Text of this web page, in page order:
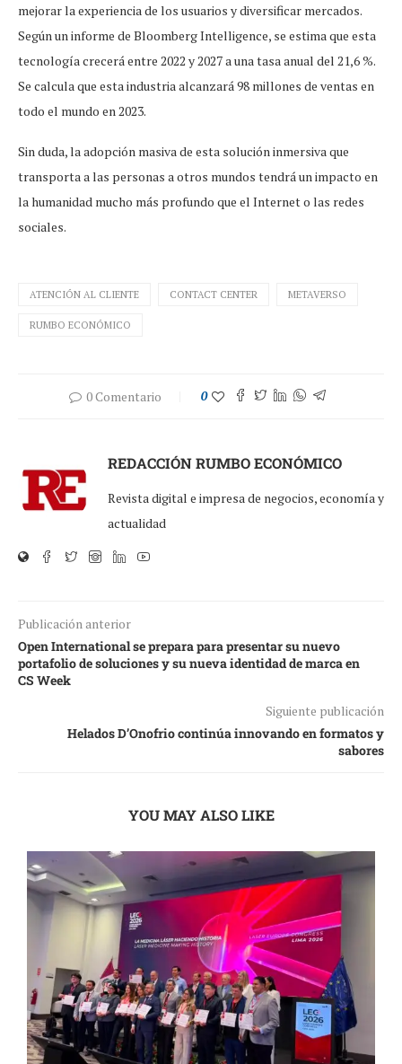
mejorar la experiencia de los usuarios y diversificar mercados.
Según un informe de Bloomberg Intelligence, se estima que esta
tecnología crecerá entre 2022 y 2027 a una tasa anual del 21,6 %.
Se calcula que esta industria alcanzará 98 millones de ventas en
todo el mundo en 2023.
Sin duda, la adopción masiva de esta solución inmersiva que
transporta a las personas a otros mundos tendrá un impacto en
la humanidad mucho más profundo que el Internet o las redes
sociales.
ATENCIÓN AL CLIENTE CONTACT CENTER METAVERSO
RUMBO ECONÓMICO
0 Comentario 0
REDACCIÓN RUMBO ECONÓMICO
Revista digital e impresa de negocios, economía y
actualidad
Publicación anterior
Open International se prepara para presentar su nuevo
portafolio de soluciones y su nueva identidad de marca en
CS Week
Siguiente publicación
Helados D’Onofrio continúa innovando en formatos y
sabores
YOU MAY ALSO LIKE